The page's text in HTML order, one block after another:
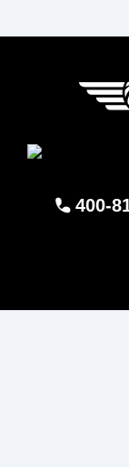
400-